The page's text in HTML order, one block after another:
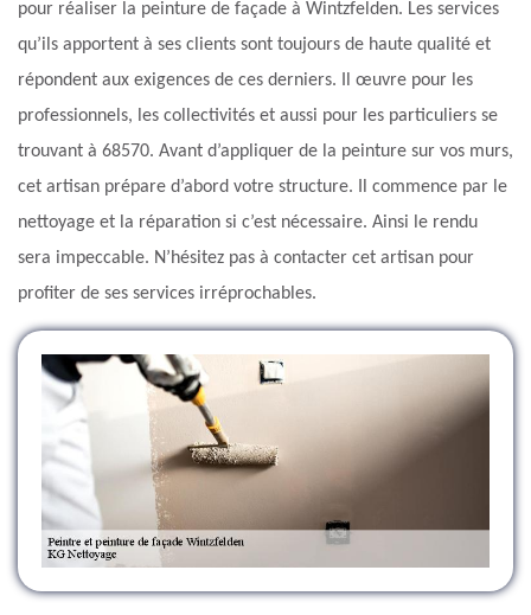
pour réaliser la peinture de façade à Wintzfelden. Les services
qu’ils apportent à ses clients sont toujours de haute qualité et
répondent aux exigences de ces derniers. Il œuvre pour les
professionnels, les collectivités et aussi pour les particuliers se
trouvant à 68570. Avant d’appliquer de la peinture sur vos murs,
cet artisan prépare d’abord votre structure. Il commence par le
nettoyage et la réparation si c’est nécessaire. Ainsi le rendu
sera impeccable. N’hésitez pas à contacter cet artisan pour
profiter de ses services irréprochables.